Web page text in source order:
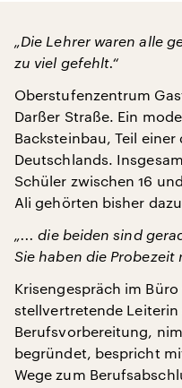
„Die Lehrer waren alle
zu viel gefehlt.“
Oberstufenzentrum
Darßer Straße. Ein
Backsteinbau, Teil
Deutschlands.
Schüler zwischen 16
Ali gehörten bisher
„... die beiden sind
Sie haben die
Krisengespräch im
stellvertretende
Berufsvorbereitung,
begründet, bespricht
Wege zum